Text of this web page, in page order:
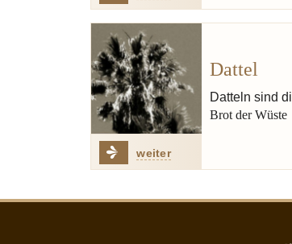
weiter
Dattel
Datteln sind
Brot der Wüste